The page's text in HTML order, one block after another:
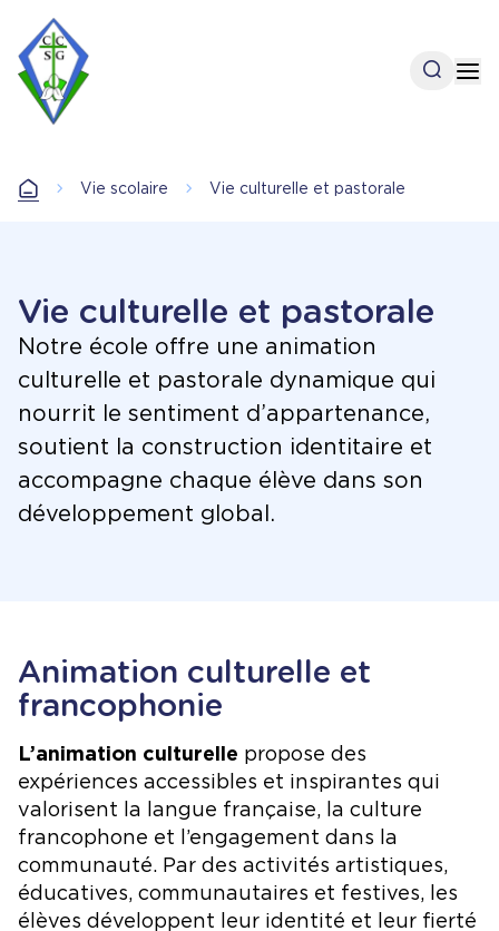
contenu
principal
Open
Accueil Vie scolaire Vie culturelle et pastorale
Vie culturelle et pastorale
Notre école offre une animation
culturelle et pastorale dynamique qui
nourrit le sentiment d’appartenance,
soutient la construction identitaire et
accompagne chaque élève dans son
développement global.
Animation culturelle et
francophonie
L’animation culturelle propose des
expériences accessibles et inspirantes qui
valorisent la langue française, la culture
francophone et l’engagement dans la
communauté. Par des activités artistiques,
éducatives, communautaires et festives, les
élèves développent leur identité et leur fierté